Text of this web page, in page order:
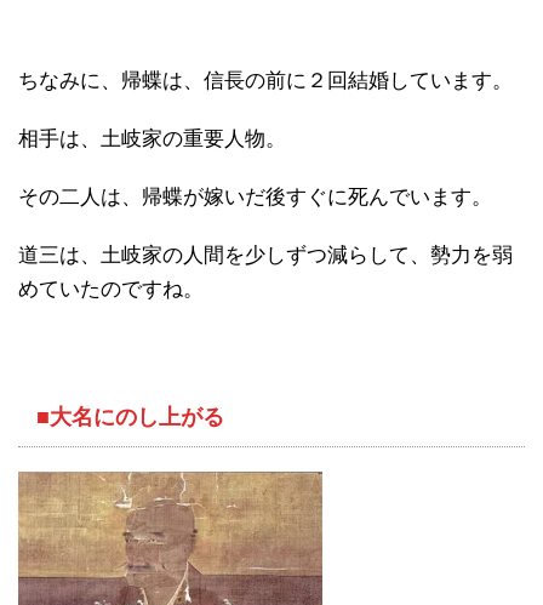
ちなみに、帰蝶は、信長の前に２回結婚しています。
相手は、土岐家の重要人物。
その二人は、帰蝶が嫁いだ後すぐに死んでいます。
道三は、土岐家の人間を少しずつ減らして、勢力を弱
めていたのですね。
■大名にのし上がる